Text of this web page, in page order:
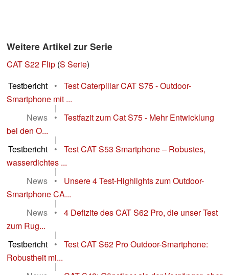
Weitere Artikel zur Serie
CAT S22 Flip (S Serie)
Testbericht
•
Test Caterpillar CAT S75 - Outdoor-
Smartphone mit ...
|
News
•
Testfazit zum Cat S75 - Mehr Entwicklung
bei den O...
|
Testbericht
•
Test CAT S53 Smartphone – Robustes,
wasserdichtes ...
|
News
•
Unsere 4 Test-Highlights zum Outdoor-
Smartphone CA...
|
News
•
4 Defizite des CAT S62 Pro, die unser Test
zum Rug...
|
Testbericht
•
Test CAT S62 Pro Outdoor-Smartphone:
Robustheit mi...
|